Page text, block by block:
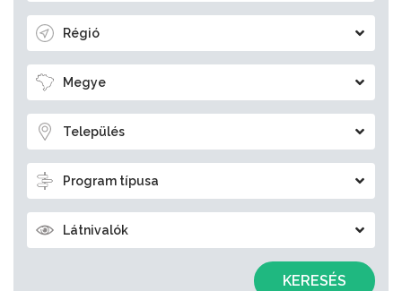
Régió
Megye
Település
Program típusa
Látnivalók
KERESÉS